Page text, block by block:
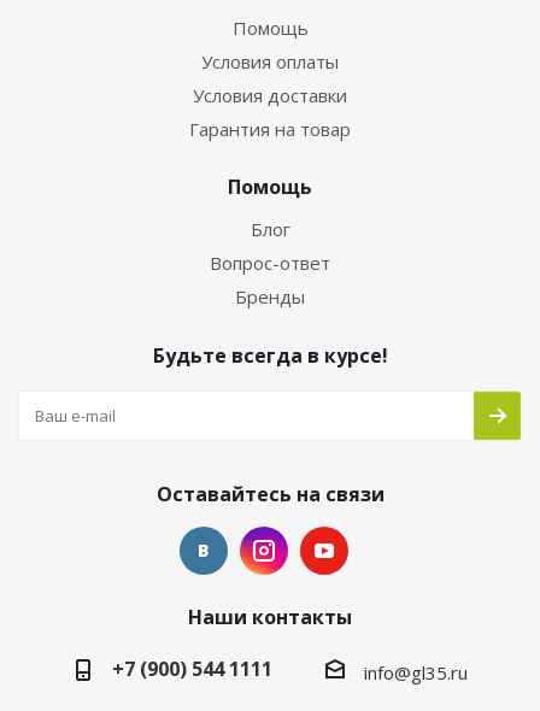
Помощь
Условия оплаты
Условия доставки
Гарантия на товар
Помощь
Блог
Вопрос-ответ
Бренды
Будьте всегда в курсе!
Оставайтесь на связи
Наши контакты
+7 (900) 544 1111
info@gl35.ru